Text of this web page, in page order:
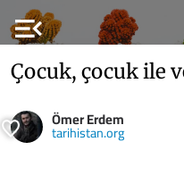
menu_open
Çocuk, çocuk ile
Ömer Erdem
tarihistan.org